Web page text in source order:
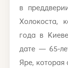
в
Холокоста,
года в
дате — 65-
Яре, которая